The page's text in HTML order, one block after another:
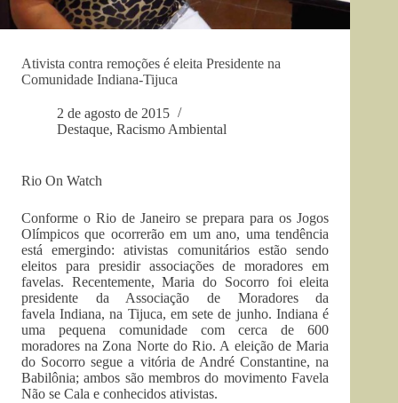
Ativista contra remoções é eleita Presidente na
Comunidade Indiana-Tijuca
2 de agosto de 2015
Destaque, Racismo Ambiental
Rio On Watch
Conforme o Rio de Janeiro se prepara para os Jogos
Olímpicos que ocorrerão em um ano, uma tendência
está emergindo: ativistas comunitários estão sendo
eleitos para presidir associações de moradores em
favelas. Recentemente, Maria do Socorro foi eleita
presidente da Associação de Moradores da
favela Indiana, na Tijuca, em sete de junho. Indiana é
uma pequena comunidade com cerca de 600
moradores na Zona Norte do Rio. A eleição de Maria
do Socorro segue a vitória de André Constantine, na
Babilônia; ambos são membros do movimento Favela
Não se Cala e conhecidos ativistas.